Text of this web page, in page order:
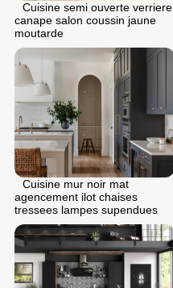
Cuisine semi ouverte verriere
canape salon coussin jaune
moutarde
Cuisine mur noir mat
agencement ilot chaises
tressees lampes supendues